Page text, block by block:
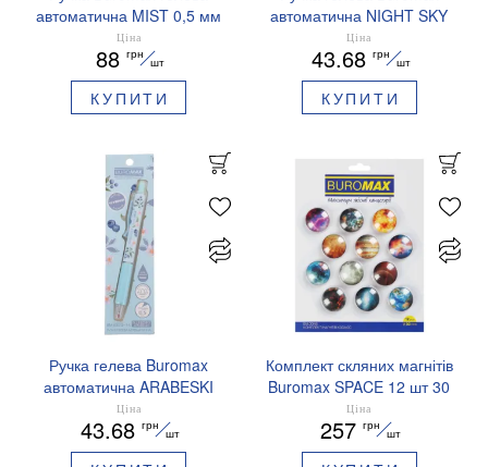
автоматична MIST 0,5 мм
сині чорнила BM.83103
Ціна
88 грн
шт
КУПИТИ
автоматична NIGHT SKY
ZODIAC 0.5 мм
ароматизований грип синє
чорнило BM.8379-01
Ціна
43.68 грн
шт
КУПИТИ
Ручка гелева Buromax
автоматична ARABESKI
0.5 мм ароматизований
грип синє чорнило в
блістері BM.8379-02
Ціна
43.68 грн
шт
Комплект скляних магнітів
Buromax SPACE 12 шт 30
мм BM.0048
Ціна
257 грн
шт